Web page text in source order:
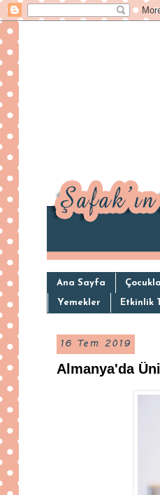
Ana Sayfa
Yemekler Etkinlik
16 Tem 2019
Almanya'da